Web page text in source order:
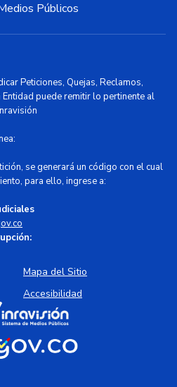
Públicos
Peticiones, Quejas, Reclamos,
puede remitir lo pertinente al
se generará un código con el cual
para ello, ingrese a:
Mapa del Sitio
Accesibilidad